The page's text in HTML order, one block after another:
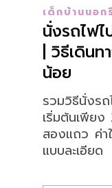
เด็กบ้านนอก
นั่งรถไฟ
| วิธีเดิน
น้อย
รวมวิธีนั่งร
เริ่มต้นเพีย
สองแถว ค่า
แบบละเอียด